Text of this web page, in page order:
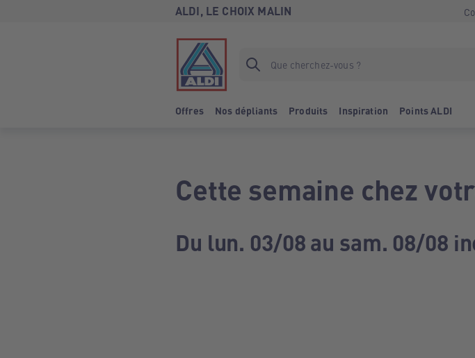
ALDI, LE CHOIX MALIN
Offres Nos dépliants Produits Inspiration Points ALDI
Cette semaine chez
Du lun. 03/08 au sam. 08/08